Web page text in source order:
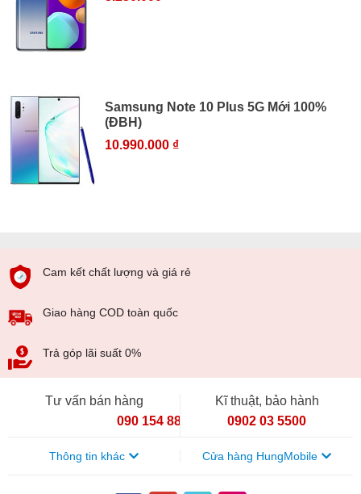
Samsung Note 10 Plus 5G Mới 100%
(ĐBH)
10.990.000 ₫
Cam kết chất lượng và giá rẻ
Giao hàng COD toàn quốc
Trả góp lãi suất 0%
Tư vấn bán hàng
090 154 8866
Kĩ thuật, bảo hành
0902 03 5500
Thông tin khác Cửa hàng HungMobile